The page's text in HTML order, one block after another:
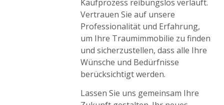
Kaufprozess reibungslos verläuft.
Vertrauen Sie auf unsere
Professionalität und Erfahrung,
um Ihre Traumimmobilie zu finden
und sicherzustellen, dass alle Ihre
Wünsche und Bedürfnisse
berücksichtigt werden.
Lassen Sie uns gemeinsam Ihre